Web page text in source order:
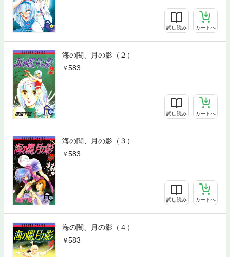
試し読み カートへ
海の闇、月の影（２）
583
試し読み カートへ
海の闇、月の影（３）
583
試し読み カートへ
海の闇、月の影（４）
583